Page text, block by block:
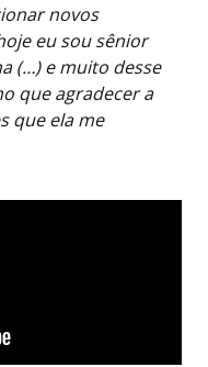
novos
eu sou sênior
(…) e muito desse
que agradecer a
que ela me